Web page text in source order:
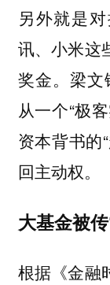
另外就是
讯、小米这
奖金。梁文
从一个“极
资本背书的
回主动权。
大基金被
根据《金融